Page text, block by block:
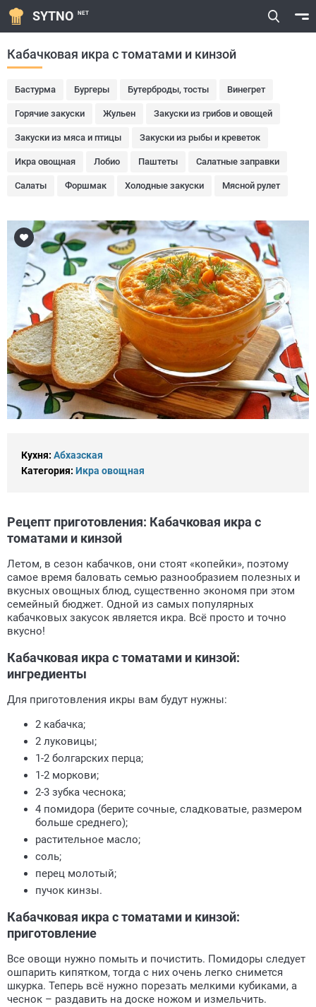
SYTNO NET
Кабачковая икра с томатами и кинзой
Бастурма Бургеры Бутерброды, тосты Винегрет
Горячие закуски Жульен Закуски из грибов и овощей
Закуски из мяса и птицы Закуски из рыбы и креветок
Икра овощная Лобио Паштеты Салатные заправки
Салаты Форшмак Холодные закуски Мясной рулет
Кухня: Абхазская
Категория: Икра овощная
Рецепт приготовления: Кабачковая икра с
томатами и кинзой
Летом, в сезон кабачков, они стоят «копейки», поэтому
самое время баловать семью разнообразием полезных и
вкусных овощных блюд, существенно экономя при этом
семейный бюджет. Одной из самых популярных
кабачковых закусок является икра. Всё просто и точно
вкусно!
Кабачковая икра с томатами и кинзой:
ингредиенты
Для приготовления икры вам будут нужны:
2 кабачка;
2 луковицы;
1-2 болгарских перца;
1-2 моркови;
2-3 зубка чеснока;
4 помидора (берите сочные, сладковатые, размером
больше среднего);
растительное масло;
соль;
перец молотый;
пучок кинзы.
Кабачковая икра с томатами и кинзой:
приготовление
Все овощи нужно помыть и почистить. Помидоры следует
ошпарить кипятком, тогда с них очень легко снимется
шкурка. Теперь всё нужно порезать мелкими кубиками, а
чеснок – раздавить на доске ножом и измельчить.